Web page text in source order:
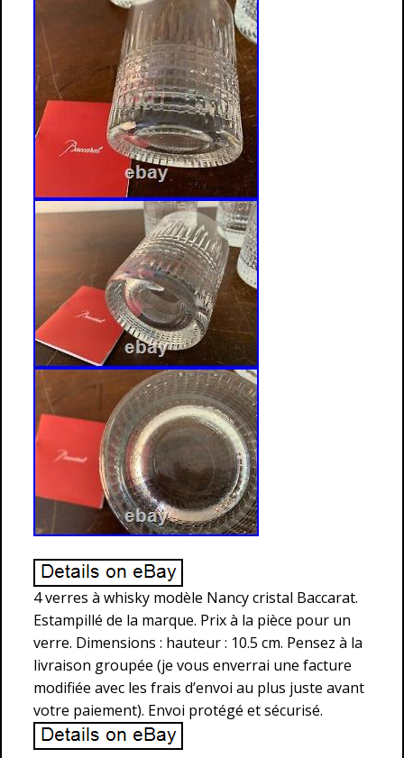
4 verres à whisky modèle Nancy cristal Baccarat.
Estampillé de la marque. Prix à la pièce pour un
verre. Dimensions : hauteur : 10.5 cm. Pensez à la
livraison groupée (je vous enverrai une facture
modifiée avec les frais d’envoi au plus juste avant
votre paiement). Envoi protégé et sécurisé.